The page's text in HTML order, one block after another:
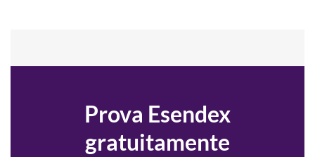
Prova Esendex
gratuitamente